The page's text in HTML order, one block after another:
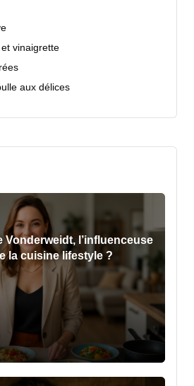
vinaigrette
aux délices
Vonderweidt, l’influenceuse
la cuisine lifestyle ?